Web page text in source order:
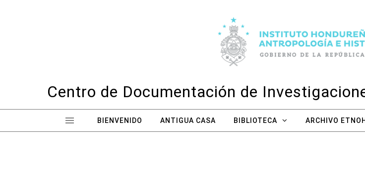
Centro de Documentación de
BIENVENIDO ANTIGUA CASA BIBLIOTECA ARCHIVO